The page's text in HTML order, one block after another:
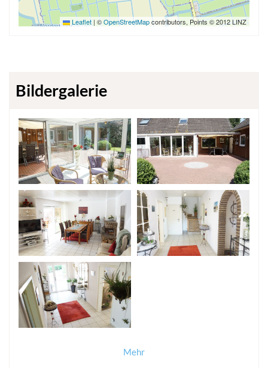
Leaflet | ©OpenStreetMapcontributors, Points © 2012 LINZ
Bildergalerie
Mehr